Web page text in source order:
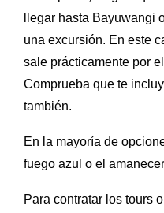
llegar hasta Bayuwangi
una excursión. En este
sale prácticamente por
Comprueba que te
también.
En la mayoría de
fuego azul o el
Para contratar los tours